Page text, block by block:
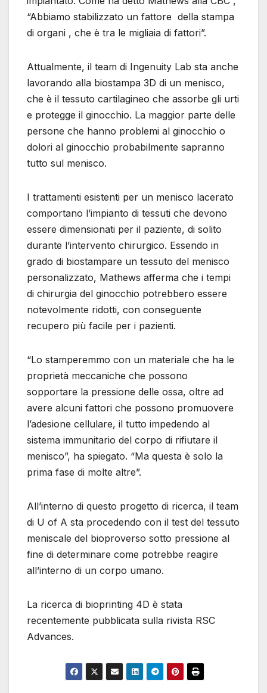
“Abbiamo stabilizzato un fattore della stampa
di organi , che è tra le migliaia di fattori”.
Attualmente, il team di Ingenuity Lab sta anche
lavorando alla biostampa 3D di un menisco,
che è il tessuto cartilagineo che assorbe gli urti
e protegge il ginocchio. La maggior parte delle
persone che hanno problemi al ginocchio o
dolori al ginocchio probabilmente sapranno
tutto sul menisco.
I trattamenti esistenti per un menisco lacerato
comportano l’impianto di tessuti che devono
essere dimensionati per il paziente, di solito
durante l’intervento chirurgico. Essendo in
grado di biostampare un tessuto del menisco
personalizzato, Mathews afferma che i tempi
di chirurgia del ginocchio potrebbero essere
notevolmente ridotti, con conseguente
recupero più facile per i pazienti.
“Lo stamperemmo con un materiale che ha le
proprietà meccaniche che possono
sopportare la pressione delle ossa, oltre ad
avere alcuni fattori che possono promuovere
l’adesione cellulare, il tutto impedendo al
sistema immunitario del corpo di rifiutare il
menisco”, ha spiegato. “Ma questa è solo la
prima fase di molte altre”.
All’interno di questo progetto di ricerca, il team
di U of A sta procedendo con il test del tessuto
meniscale del bioproverso sotto pressione al
fine di determinare come potrebbe reagire
all’interno di un corpo umano.
La ricerca di bioprinting 4D è stata
recentemente pubblicata sulla rivista RSC
Advances.